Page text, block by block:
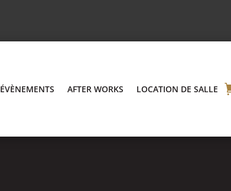
ÉVÈNEMENTS AFTER WORKS LOCATION DE SALLE